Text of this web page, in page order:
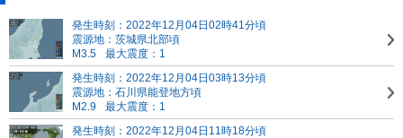
発生時刻：2022年12月04日02時41分頃
震源地：茨城県北部頃
M3.5
最大震度：1
発生時刻：2022年12月04日03時13分頃
震源地：石川県能登地方頃
M2.9
最大震度：1
発生時刻：2022年12月04日11時18分頃